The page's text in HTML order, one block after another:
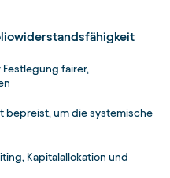
fairer,
bepreist, um die systemische
Kapitalallokation und